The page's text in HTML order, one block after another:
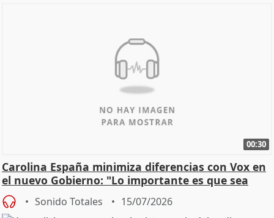
00:30
Carolina España minimiza diferencias con Vox en
el nuevo Gobierno: "Lo importante es que sea
una leg
Sonido Totales 15/07/2026